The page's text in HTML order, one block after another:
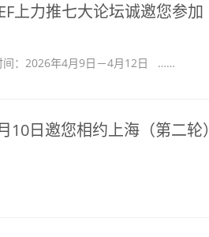
上力推七大论坛诚邀您参加
：2026年4月9日－4月12日 ……
日邀您相约上海（第二轮）